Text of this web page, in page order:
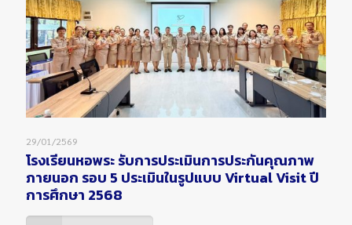
29/01/2569
โรงเรียนหอพระ รับการประเมินการประกันคุณภาพ
ภายนอก รอบ 5 ประเมินในรูปแบบ Virtual Visit ปี
การศึกษา 2568